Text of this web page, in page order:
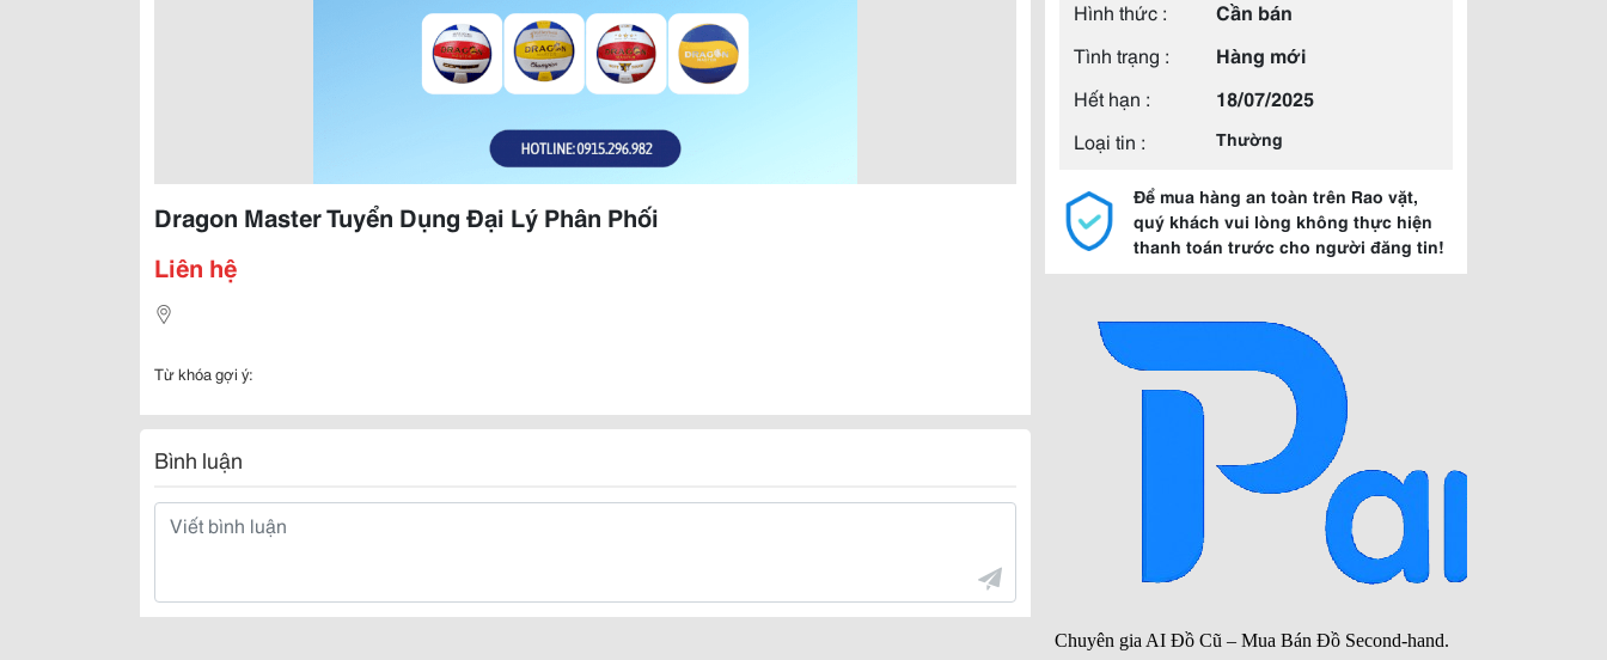
Dragon Master Tuyển Dụng Đại Lý Phân Phối
Liên hệ
Từ khóa gợi ý:
Bình luận
Hình thức :
Cần bán
Tình trạng :
Hàng mới
Hết hạn :
18/07/2025
Loại tin :
Thường
Để mua hàng an toàn trên Rao vặt,
quý khách vui lòng không thực hiện
thanh toán trước cho người đăng tin!